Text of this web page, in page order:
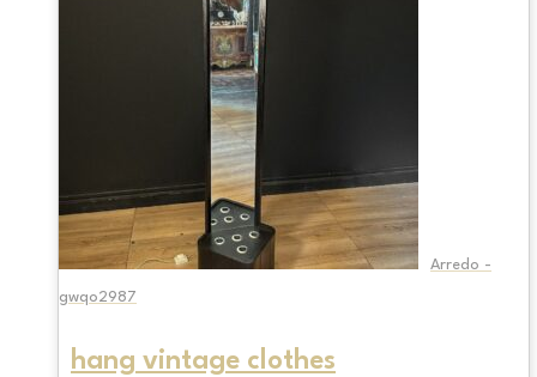
Arredo -
gwqo2987
hang vintage clothes